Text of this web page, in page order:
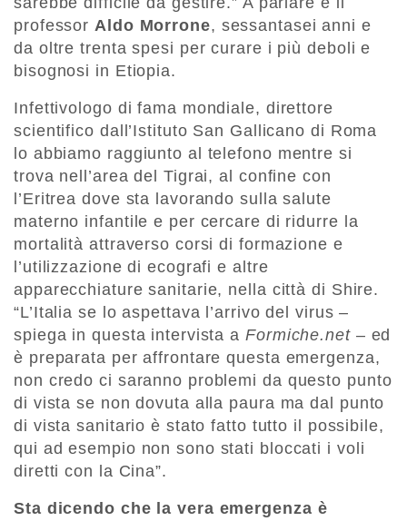
professorAldo Morrone, sessantasei anni e
da oltre trenta spesi per curare i più deboli e
bisognosi in Etiopia.
Infettivologo di fama mondiale, direttore
scientifico dall’Istituto San Gallicano di Roma
lo abbiamo raggiunto al telefono mentre si
trova nell’area del Tigrai, al confine con
l’Eritrea dove sta lavorando sulla salute
materno infantile e per cercare di ridurre la
mortalità attraverso corsi di formazione e
l’utilizzazione di ecografi e altre
apparecchiature sanitarie, nella città di Shire.
“L’Italia se lo aspettava l’arrivo del virus –
spiega in questa intervista a Formiche.net– ed
è preparata per affrontare questa emergenza,
non credo ci saranno problemi da questo punto
di vista se non dovuta alla paura ma dal punto
di vista sanitario è stato fatto tutto il possibile,
qui ad esempio non sono stati bloccati i voli
diretti con la Cina”.
Sta dicendo che la vera emergenza è